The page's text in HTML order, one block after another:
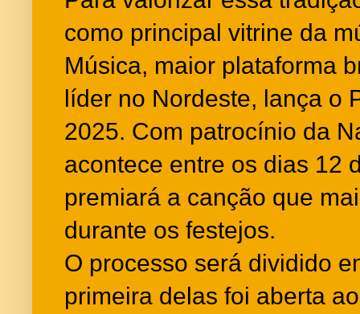
como principal vitrine da
Música, maior plataforma
líder no Nordeste, lança o
2025. Com patrocínio da
acontece entre os dias 12
premiará a canção que
durante os festejos.
O processo será dividido
primeira delas foi aberta